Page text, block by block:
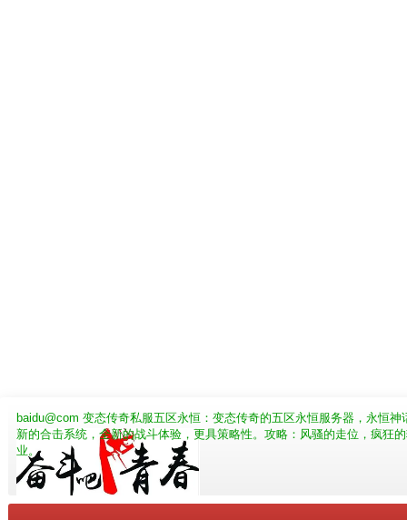
baidu@com 变态传奇私服五区永恒：变态传奇的五区永恒服务器，永恒
新的合击系统，全新的战斗体验，更具策略性。攻略：风骚的走位，疯狂
业。